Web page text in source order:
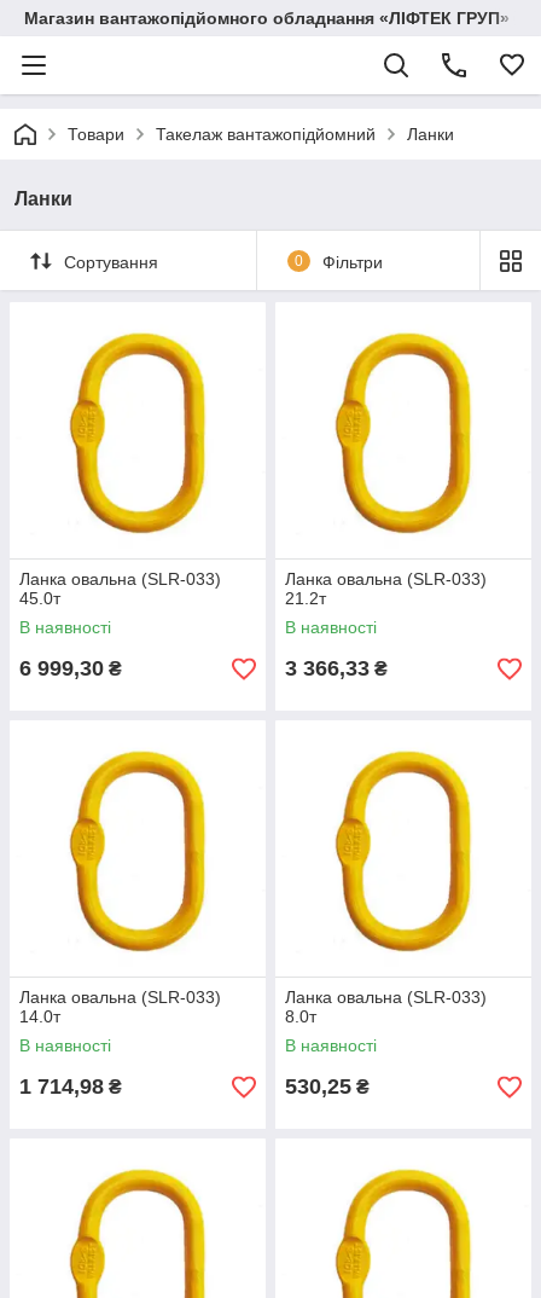
Магазин вантажопідйомного обладнання «ЛІФТЕК ГРУП»
Товари Такелаж вантажопідйомний Ланки
Ланки
Сортування 0 Фільтри
Ланка овальна (SLR-033)
45.0т
В наявності
6 999,30 ₴
Ланка овальна (SLR-033)
21.2т
В наявності
3 366,33 ₴
Ланка овальна (SLR-033)
14.0т
В наявності
1 714,98 ₴
Ланка овальна (SLR-033)
8.0т
В наявності
530,25 ₴